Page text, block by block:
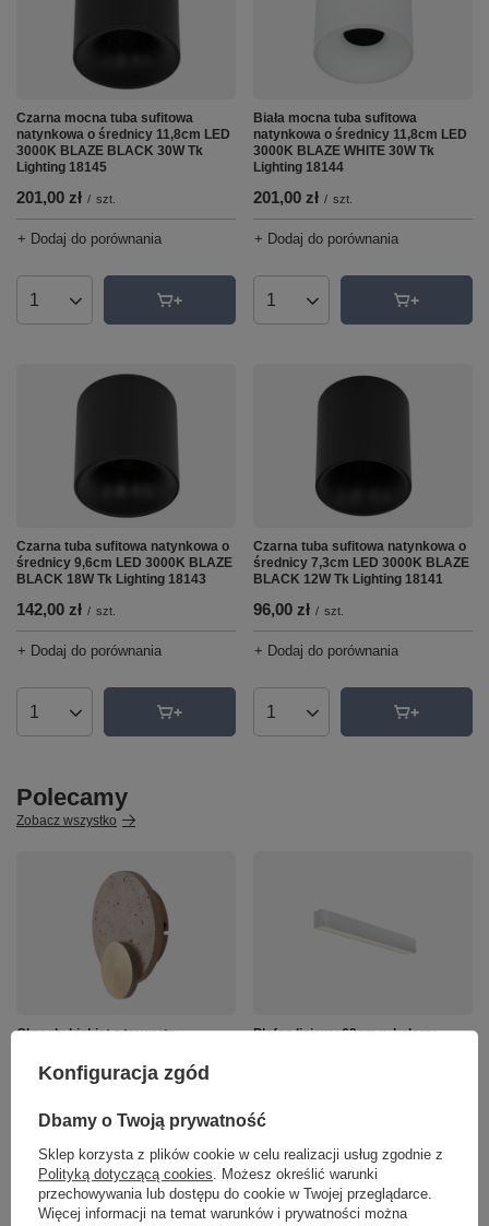
Czarna mocna tuba sufitowa
natynkowa o średnicy 11,8cm LED
3000K BLAZE BLACK 30W Tk
Lighting 18145
201,00 zł / szt.
+ Dodaj do porównania
Ilość produktów
Biała mocna tuba sufitowa
natynkowa o średnicy 11,8cm LED
3000K BLAZE WHITE 30W Tk
Lighting 18144
201,00 zł / szt.
+ Dodaj do porównania
Ilość produktów
Czarna tuba sufitowa natynkowa o
średnicy 9,6cm LED 3000K BLAZE
BLACK 18W Tk Lighting 18143
142,00 zł / szt.
+ Dodaj do porównania
Ilość produktów
Czarna tuba sufitowa natynkowa o
średnicy 7,3cm LED 3000K BLAZE
BLACK 12W Tk Lighting 18141
96,00 zł / szt.
+ Dodaj do porównania
Ilość produktów
Polecamy
Zobacz wszystko
Okrągły kinkiet z trawertnu
25cm średnicy LED 3000K IP44
Plafon liniowy 62cm w kolorze
Konfiguracja zgód
Dbamy o Twoją prywatność
Sklep korzysta z plików cookie w celu realizacji usług zgodnie z
Polityką dotyczącą cookies. Możesz określić warunki
przechowywania lub dostępu do cookie w Twojej przeglądarce.
Więcej informacji na temat warunków i prywatności można